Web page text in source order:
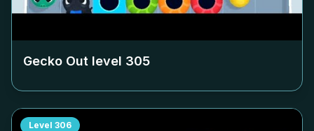
Gecko Out level 305
Level 306